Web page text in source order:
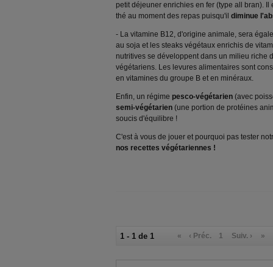
petit déjeuner enrichies en fer (type all bran).
thé au moment des repas puisqu'il diminue
- La vitamine B12, d'origine animale, sera
au soja et les steaks végétaux enrichis de
nutritives se développent dans un milieu riche
végétariens. Les levures alimentaires sont
en vitamines du groupe B et en minéraux.
Enfin, un régime pesco-végétarien (avec
semi-végétarien (une portion de protéines
soucis d'équilibre !
C'est à vous de jouer et pourquoi pas tester
nos recettes végétariennes !
1 - 1 de 1 « ‹ Préc. 1 Suiv. › »